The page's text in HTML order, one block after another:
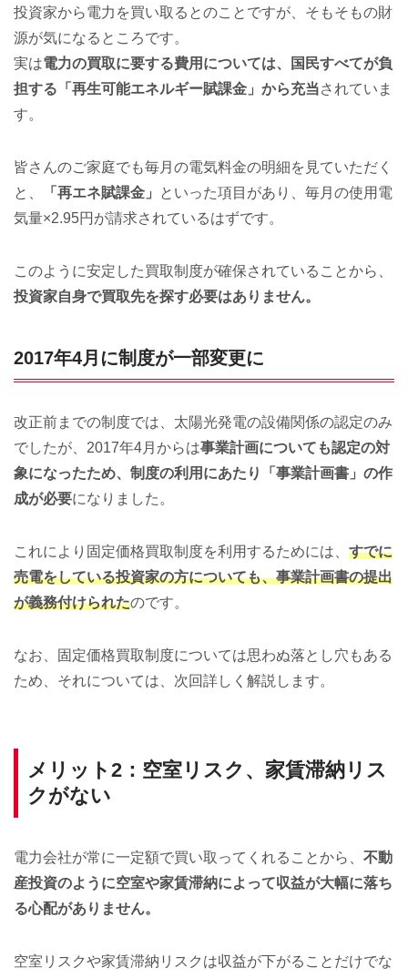
投資家から電力を買い取るとのことですが、そもそもの財
源が気になるところです。
実は電力の買取に要する費用については、国民すべてが負
担する「再生可能エネルギー賦課金」から充当されていま
す。
皆さんのご家庭でも毎月の電気料金の明細を見ていただく
と、
「再エネ賦課金」
といった項目があり、毎月の使用電
気量×2.95円が請求されているはずです。
このように安定した買取制度が確保されていることから、
投資家自身で買取先を探す必要はありません。
2017年4月に制度が一部変更に
改正前までの制度では、太陽光発電の設備関係の認定のみ
でしたが、2017年4月からは事業計画についても認定の対
象になったため、制度の利用にあたり「事業計画書」の作
成が必要になりました。
これにより固定価格買取制度を利用するためには、 すでに
売電をしている投資家の方についても、事業計画書の提出
が義務付けられたのです。
なお、固定価格買取制度については思わぬ落とし穴もある
ため、それについては、次回詳しく解説します。
メリット2：空室リスク、家賃滞納リス
クがない
電力会社が常に一定額で買い取ってくれることから、 不動
産投資のように空室や家賃滞納によって収益が大幅に落ち
る心配がありません。
空室リスクや家賃滞納リスクは収益が下がることだけでな